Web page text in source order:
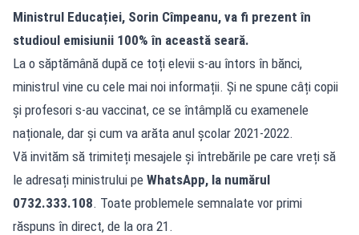
Ministrul Educației, Sorin Cîmpeanu, va fi prezent în
studioul emisiunii 100% în această seară.
La o săptămână după ce toți elevii s-au întors în bănci,
ministrul vine cu cele mai noi informații. Și ne spune câți copii
și profesori s-au vaccinat, ce se întâmplă cu examenele
naționale, dar și cum va arăta anul școlar 2021-2022.
Vă invităm să trimiteți mesajele și întrebările pe care vreți să
le adresați ministrului pe WhatsApp, la numărul
0732.333.108. Toate problemele semnalate vor primi
răspuns în direct, de la ora 21.